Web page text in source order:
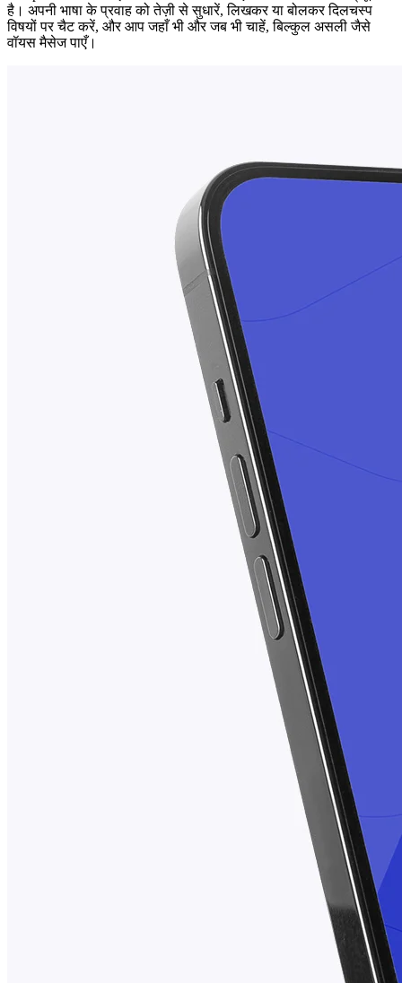
है। अपनी भाषा के प्रवाह को तेज़ी से सुधारें, लिखकर या बोलकर दिलचस्प
विषयों पर चैट करें, और आप जहाँ भी और जब भी चाहें, बिल्कुल असली जैसे
वॉयस मैसेज पाएँ।